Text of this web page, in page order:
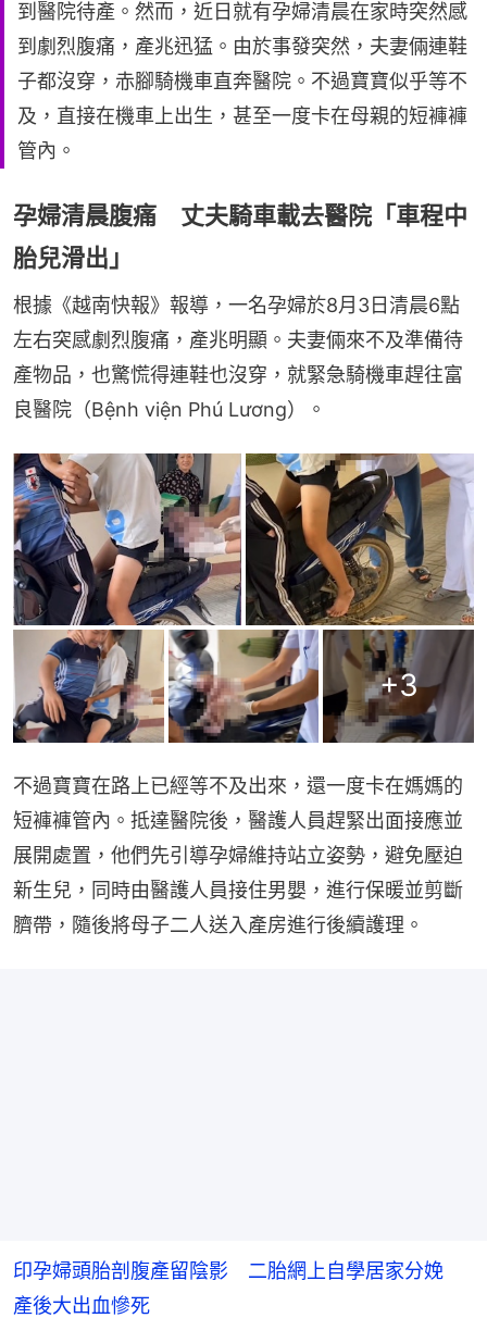
到醫院待產。然而，近日就有孕婦清晨在家時突然感
到劇烈腹痛，產兆迅猛。由於事發突然，夫妻倆連鞋
子都沒穿，赤腳騎機車直奔醫院。不過寶寶似乎等不
及，直接在機車上出生，甚至一度卡在母親的短褲褲
管內。
孕婦清晨腹痛 丈夫騎車載去醫院「車程中
胎兒滑出」
根據《越南快報》報導，一名孕婦於8月3日清晨6點
左右突感劇烈腹痛，產兆明顯。夫妻倆來不及準備待
產物品，也驚慌得連鞋也沒穿，就緊急騎機車趕往富
良醫院（Bệnh viện Phú Lương）。
+3
不過寶寶在路上已經等不及出來，還一度卡在媽媽的
短褲褲管內。抵達醫院後，醫護人員趕緊出面接應並
展開處置，他們先引導孕婦維持站立姿勢，避免壓迫
新生兒，同時由醫護人員接住男嬰，進行保暖並剪斷
臍帶，隨後將母子二人送入產房進行後續護理。
印孕婦頭胎剖腹產留陰影 二胎網上自學居家分娩
產後大出血慘死